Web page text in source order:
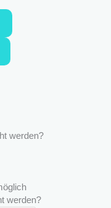
werden?
werden?